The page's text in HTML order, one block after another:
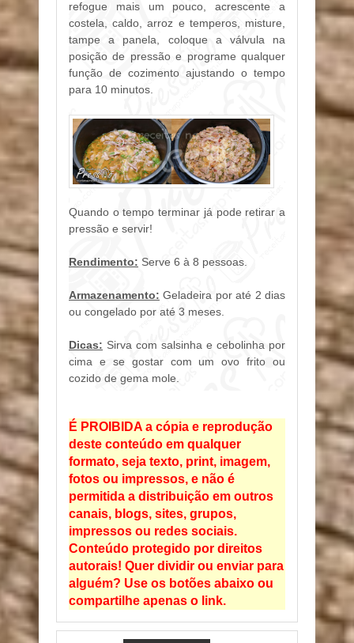
refogue mais um pouco, acrescente a
costela, caldo, arroz e temperos, misture,
tampe a panela, coloque a válvula na
posição de pressão e programe qualquer
função de cozimento ajustando o tempo
para 10 minutos.
Quando o tempo terminar já pode retirar a
pressão e servir!
Rendimento: Serve 6 à 8 pessoas.
Armazenamento: Geladeira por até 2 dias
ou congelado por até 3 meses.
Dicas: Sirva com salsinha e cebolinha por
cima e se gostar com um ovo frito ou
cozido de gema mole.
É PROIBIDA a cópia e reprodução
deste conteúdo em qualquer
formato, seja texto, print, imagem,
fotos ou impressos, e não é
permitida a distribuição em outros
canais, blogs, sites, grupos,
impressos ou redes sociais.
Conteúdo protegido por direitos
autorais! Quer dividir ou enviar para
alguém? Use os botões abaixo ou
compartilhe apenas o link.